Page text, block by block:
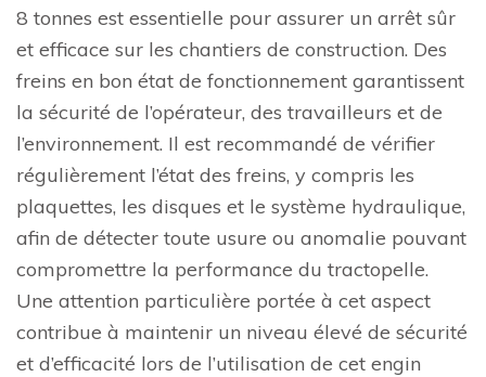
8 tonnes est essentielle pour assurer un arrêt sûr
et efficace sur les chantiers de construction. Des
freins en bon état de fonctionnement garantissent
la sécurité de l’opérateur, des travailleurs et de
l’environnement. Il est recommandé de vérifier
régulièrement l’état des freins, y compris les
plaquettes, les disques et le système hydraulique,
afin de détecter toute usure ou anomalie pouvant
compromettre la performance du tractopelle.
Une attention particulière portée à cet aspect
contribue à maintenir un niveau élevé de sécurité
et d’efficacité lors de l’utilisation de cet engin